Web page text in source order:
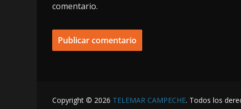
comentario.
Copyright © 2026 TELEMAR CAMPECHE. Todos los